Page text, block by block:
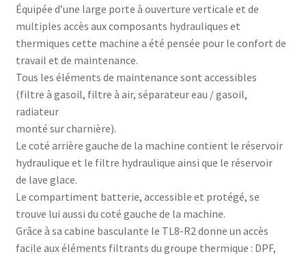
Équipée d’une large porte à ouverture verticale et de
multiples accès aux composants hydrauliques et
thermiques cette machine a été pensée pour le confort de
travail et de maintenance.
Tous les éléments de maintenance sont accessibles
(filtre à gasoil, filtre à air, séparateur eau / gasoil,
radiateur
monté sur charnière).
Le coté arrière gauche de la machine contient le réservoir
hydraulique et le filtre hydraulique ainsi que le réservoir
de lave glace.
Le compartiment batterie, accessible et protégé, se
trouve lui aussi du coté gauche de la machine.
Grâce à sa cabine basculante le TL8-R2 donne un accès
facile aux éléments filtrants du groupe thermique : DPF,